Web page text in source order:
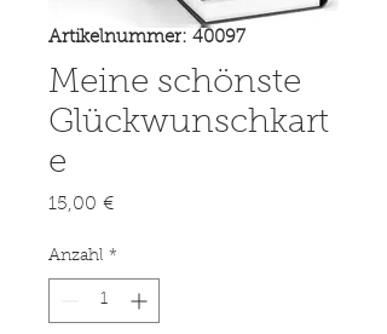
Artikelnummer: 40097
Meine schönste
Glückwunschkart
e
15,00 €Preis
Anzahl *